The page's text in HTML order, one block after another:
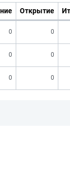
Открытие
0 0
0 0
0 0